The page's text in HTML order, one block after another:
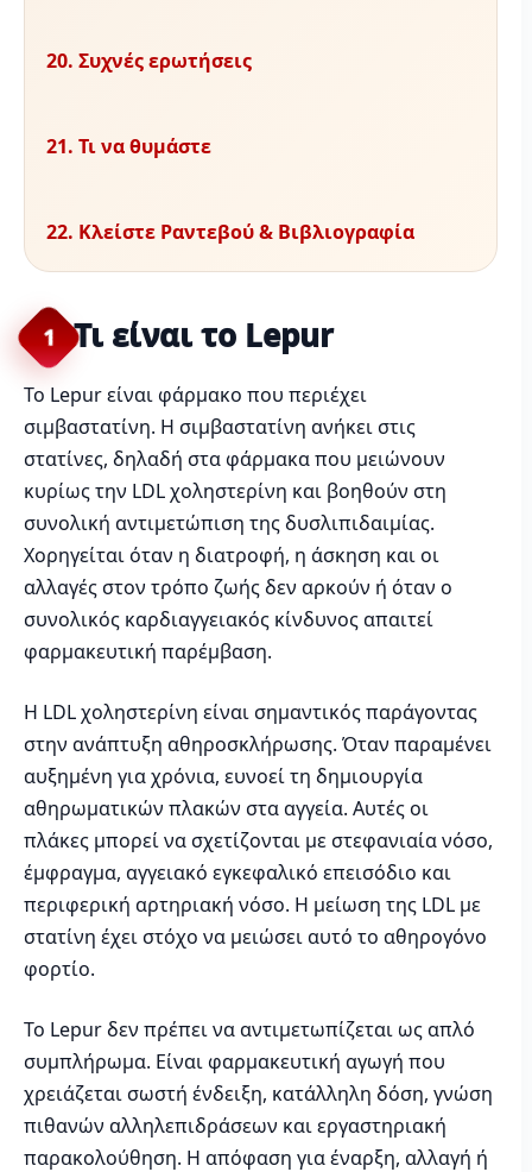
20. Συχνές ερωτήσεις
21. Τι να θυμάστε
22. Κλείστε Ραντεβού & Βιβλιογραφία
1 Τι είναι το Lepur
Το Lepur είναι φάρμακο που περιέχει
σιμβαστατίνη. Η σιμβαστατίνη ανήκει στις
στατίνες, δηλαδή στα φάρμακα που μειώνουν
κυρίως την LDL χοληστερίνη και βοηθούν στη
συνολική αντιμετώπιση της δυσλιπιδαιμίας.
Χορηγείται όταν η διατροφή, η άσκηση και οι
αλλαγές στον τρόπο ζωής δεν αρκούν ή όταν ο
συνολικός καρδιαγγειακός κίνδυνος απαιτεί
φαρμακευτική παρέμβαση.
Η LDL χοληστερίνη είναι σημαντικός παράγοντας
στην ανάπτυξη αθηροσκλήρωσης. Όταν παραμένει
αυξημένη για χρόνια, ευνοεί τη δημιουργία
αθηρωματικών πλακών στα αγγεία. Αυτές οι
πλάκες μπορεί να σχετίζονται με στεφανιαία νόσο,
έμφραγμα, αγγειακό εγκεφαλικό επεισόδιο και
περιφερική αρτηριακή νόσο. Η μείωση της LDL με
στατίνη έχει στόχο να μειώσει αυτό το αθηρογόνο
φορτίο.
Το Lepur δεν πρέπει να αντιμετωπίζεται ως απλό
συμπλήρωμα. Είναι φαρμακευτική αγωγή που
χρειάζεται σωστή ένδειξη, κατάλληλη δόση, γνώση
πιθανών αλληλεπιδράσεων και εργαστηριακή
παρακολούθηση. Η απόφαση για έναρξη, αλλαγή ή